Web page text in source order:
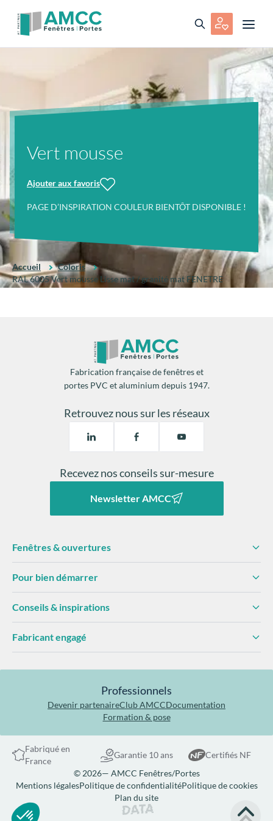
Vert mousse
Ajouter aux favoris
PAGE D’INSPIRATION COULEUR BIENTÔT DISPONIBLE !
Accueil
Coloris
RAL 6005 Vert mousse Lisse mat / granité mat FENETRE
Fabrication française de fenêtres et
portes PVC et aluminium depuis 1947.
Retrouvez nous sur les réseaux
Recevez nos conseils sur-mesure
Newsletter AMCC
Fenêtres & ouvertures
Pour bien démarrer
Conseils & inspirations
Fabricant engagé
Professionnels
Devenir partenaireClub AMCCDocumentation
Formation & pose
Fabriqué en
France
Garantie 10 ans
Certifiés NF
© 2026— AMCC Fenêtres/Portes
Mentions légalesPolitique de confidentialitéPolitique de cookies
Plan du site
Site réalisé par Data Projekt